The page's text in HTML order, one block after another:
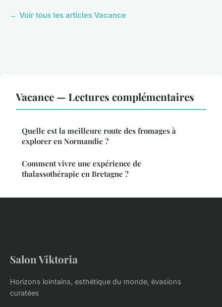
← Voir tous les articles Vacance
Vacance — Lectures complémentaires
Quelle est la meilleure route des fromages à
explorer en Normandie ?
Comment vivre une expérience de
thalassothérapie en Bretagne ?
Salon Viktoria
Horizons lointains, esthétique du monde, évasions
curatées